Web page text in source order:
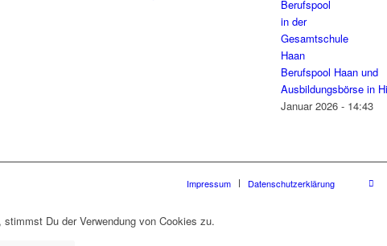
Berufspool Haan und
Ausbildungsbörse in
Januar 2026 - 14:43
Impressum Datenschutzerklärung
Du der Verwendung von Cookies zu.